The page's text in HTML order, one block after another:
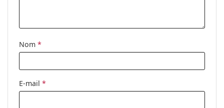
Nom *
E-mail *